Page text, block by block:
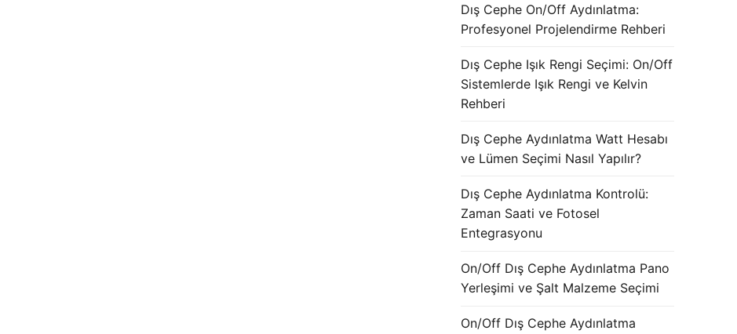
Dış Cephe On/Off Aydınlatma:
Profesyonel Projelendirme Rehberi
Dış Cephe Işık Rengi Seçimi: On/Off
Sistemlerde Işık Rengi ve Kelvin
Rehberi
Dış Cephe Aydınlatma Watt Hesabı
ve Lümen Seçimi Nasıl Yapılır?
Dış Cephe Aydınlatma Kontrolü:
Zaman Saati ve Fotosel
Entegrasyonu
On/Off Dış Cephe Aydınlatma Pano
Yerleşimi ve Şalt Malzeme Seçimi
On/Off Dış Cephe Aydınlatma